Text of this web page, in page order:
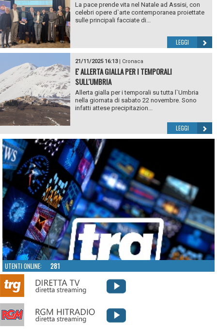
La pace prende vita nel Natale ad Assisi, con
celebri opere d`arte contemporanea proiettate
sulle principali facciate di...
LEGGI
21/11/2025 16:13| Cronaca
E' ALLERTA GIALLA PER I TEMPORALI
SULL'UMBRIA
Allerta gialla per i temporali su tutta l`Umbria
nella giornata di sabato 22 novembre. Sono
infatti attese precipitazion...
LEGGI
UTENTI ONLINE: 281